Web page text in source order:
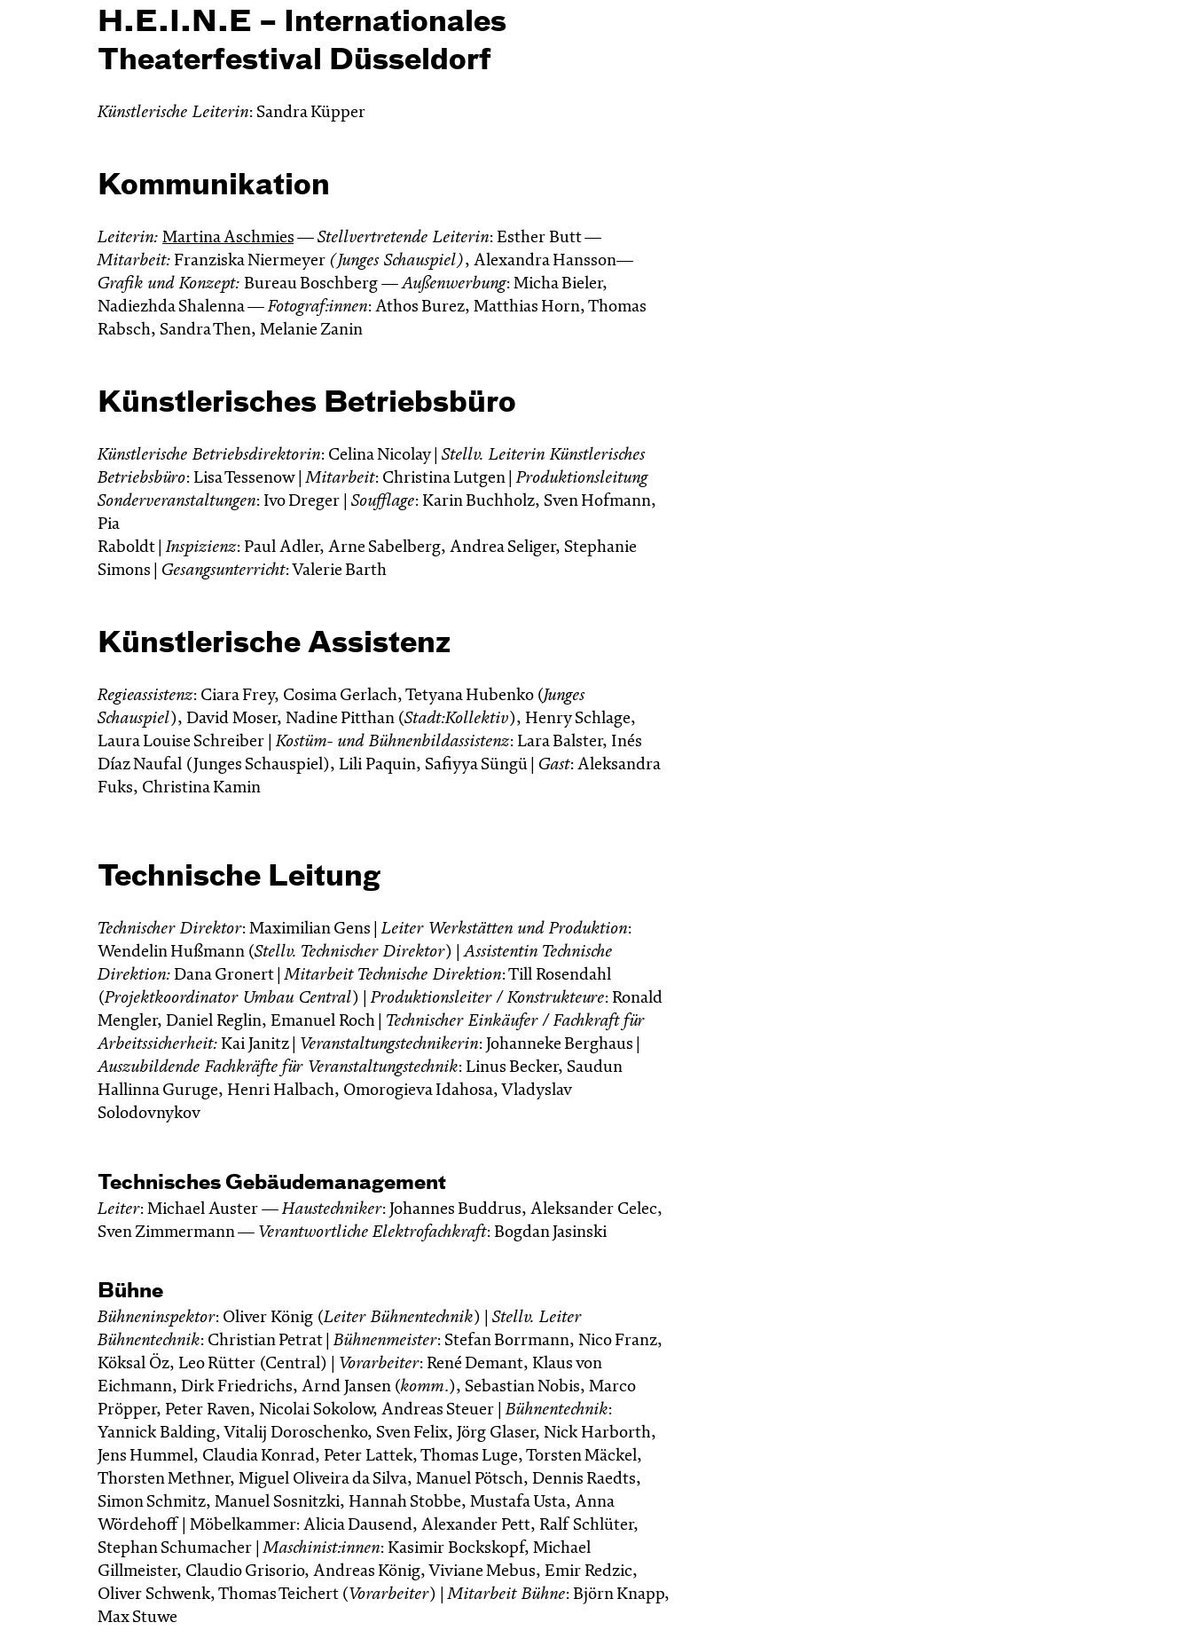
H.E.I.N.E – Internationales
Theaterfestival Düsseldorf
Künstlerische Leiterin: Sandra Küpper
Kommunikation
Leiterin: Martina Aschmies — Stellvertretende Leiterin: Esther Butt —
Mitarbeit: Franziska Niermeyer (Junges Schauspiel), Alexandra Hansson—
Grafik und Konzept: Bureau Boschberg —Außenwerbung: Micha Bieler,
Nadiezhda Shalenna —Fotograf:innen: Athos Burez, Matthias Horn, Thomas
Rabsch, Sandra Then, Melanie Zanin
Künstlerisches Betriebsbüro
Künstlerische Betriebsdirektorin: Celina Nicolay | Stellv. Leiterin Künstlerisches
Betriebsbüro: Lisa Tessenow |Mitarbeit: Christina Lutgen |Produktionsleitung
Sonderveranstaltungen: Ivo Dreger | Soufflage: Karin Buchholz, Sven Hofmann,
Pia
Raboldt |Inspizienz: Paul Adler, Arne Sabelberg, Andrea Seliger, Stephanie
Simons | Gesangsunterricht: Valerie Barth
Künstlerische Assistenz
Regieassistenz: Ciara Frey, Cosima Gerlach, Tetyana Hubenko (Junges
Schauspiel ), David Moser, Nadine Pitthan (Stadt:Kollektiv), Henry Schlage,
Laura Louise Schreiber |Kostüm- und Bühnenbildassistenz: Lara Balster, Inés
Díaz Naufal (Junges Schauspiel), Lili Paquin, Safiyya Süngü | Gast: Aleksandra
Fuks, Christina Kamin
Technische Leitung
Technischer Direktor: Maximilian Gens |Leiter Werkstätten und Produktion:
Wendelin Hußmann (Stellv. Technischer Direktor) |Assistentin Technische
Direktion: Dana Gronert |Mitarbeit Technische Direktion: Till Rosendahl
(Projektkoordinator Umbau Central ) |Produktionsleiter / Konstrukteure: Ronald
Mengler, Daniel Reglin, Emanuel Roch | Technischer Einkäufer / Fachkraft für
Arbeitssicherheit: Kai Janitz | Veranstaltungstechnikerin: Johanneke Berghaus |
Auszubildende Fachkräfte für Veranstaltungstechnik: Linus Becker, Saudun
Hallinna Guruge, Henri Halbach, Omorogieva Idahosa, Vladyslav
Solodovnykov
Technisches Gebäudemanagement
Leiter: Michael Auster —Haustechniker: Johannes Buddrus, Aleksander Celec,
Sven Zimmermann — Verantwortliche Elektrofachkraft: Bogdan Jasinski
Bühne
Bühneninspektor: Oliver König (Leiter Bühnentechnik) | Stellv. Leiter
Bühnentechnik: Christian Petrat |Bühnenmeister: Stefan Borrmann, Nico Franz,
Köksal Öz, Leo Rütter (Central) |
Vorarbeiter: René Demant, Klaus von
Eichmann, Dirk Friedrichs, Arnd Jansen (komm.), Sebastian Nobis, Marco
Pröpper, Peter Raven, Nicolai Sokolow, Andreas Steuer |Bühnentechnik:
Yannick Balding, Vitalij Doroschenko, Sven Felix, Jörg Glaser, Nick Harborth,
Jens Hummel, Claudia Konrad, Peter Lattek, Thomas Luge, Torsten Mäckel,
Thorsten Methner, Miguel Oliveira da Silva, Manuel Pötsch, Dennis Raedts,
Simon Schmitz, Manuel Sosnitzki, Hannah Stobbe, Mustafa Usta, Anna
Wördehoff | Möbelkammer: Alicia Dausend, Alexander Pett, Ralf Schlüter,
Stephan Schumacher |Maschinist:innen: Kasimir Bockskopf, Michael
Gillmeister, Claudio Grisorio, Andreas König, Viviane Mebus, Emir Redzic,
Oliver Schwenk, Thomas Teichert ( Vorarbeiter) |Mitarbeit Bühne: Björn Knapp,
Max Stuwe